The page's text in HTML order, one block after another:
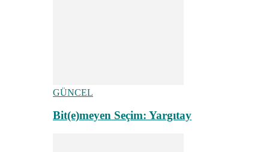
GÜNCEL
Bit(e)meyen Seçim: Yargıtay